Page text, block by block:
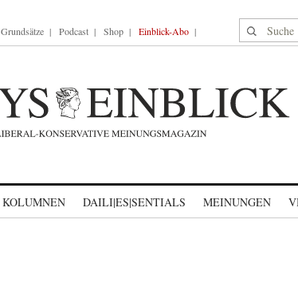
Grundsätze Podcast Shop Einblick-Abo Suche nach:
KOLUMNEN DAILI|ES|SENTIALS MEINUNGEN